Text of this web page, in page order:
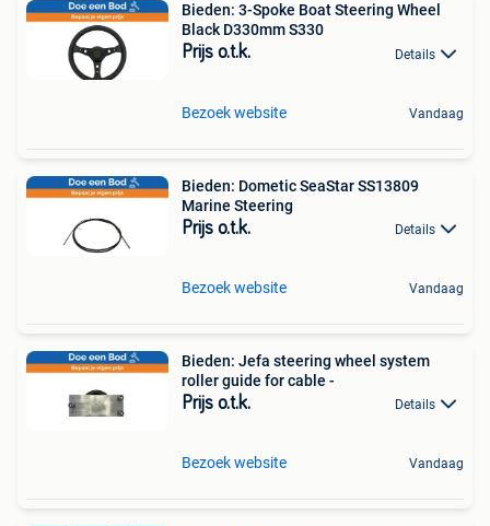
Bieden: 3-Spoke Boat Steering Wheel
Black D330mm S330
Prijs o.t.k. Details
Bezoek website Vandaag
Bieden: Dometic SeaStar SS13809
Marine Steering
Prijs o.t.k. Details
Bezoek website Vandaag
Bieden: Jefa steering wheel system
roller guide for cable -
Prijs o.t.k. Details
Bezoek website Vandaag